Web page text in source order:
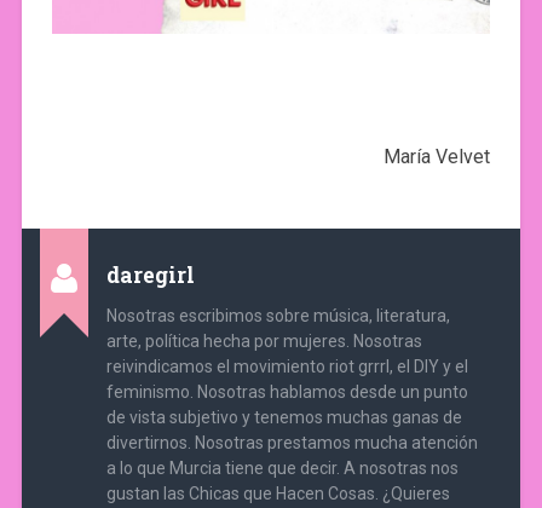
María Velvet
daregirl
Nosotras escribimos sobre música, literatura,
arte, política hecha por mujeres. Nosotras
reivindicamos el movimiento riot grrrl, el DIY y el
feminismo. Nosotras hablamos desde un punto
de vista subjetivo y tenemos muchas ganas de
divertirnos. Nosotras prestamos mucha atención
a lo que Murcia tiene que decir. A nosotras nos
gustan las Chicas que Hacen Cosas. ¿Quieres